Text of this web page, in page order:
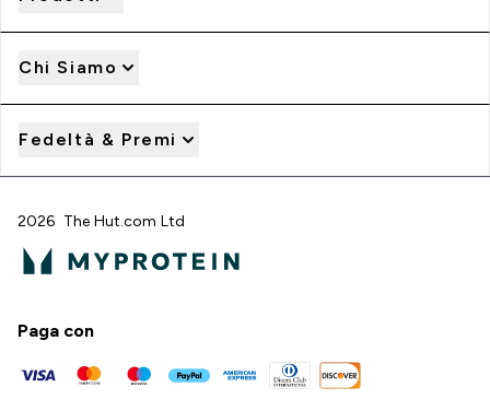
Chi Siamo
Fedeltà & Premi
2026 The Hut.com Ltd
Paga con